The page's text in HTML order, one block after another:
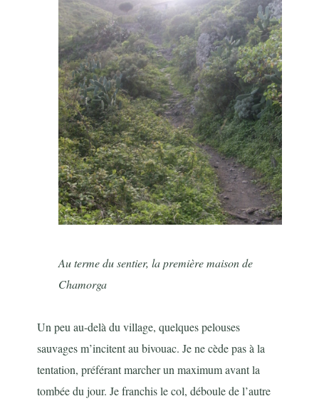
Au terme du sentier, la première maison de
Chamorga
Un peu au-delà du village, quelques pelouses
sauvages m’incitent au bivouac. Je ne cède pas à la
tentation, préférant marcher un maximum avant la
tombée du jour. Je franchis le col, déboule de l’autre